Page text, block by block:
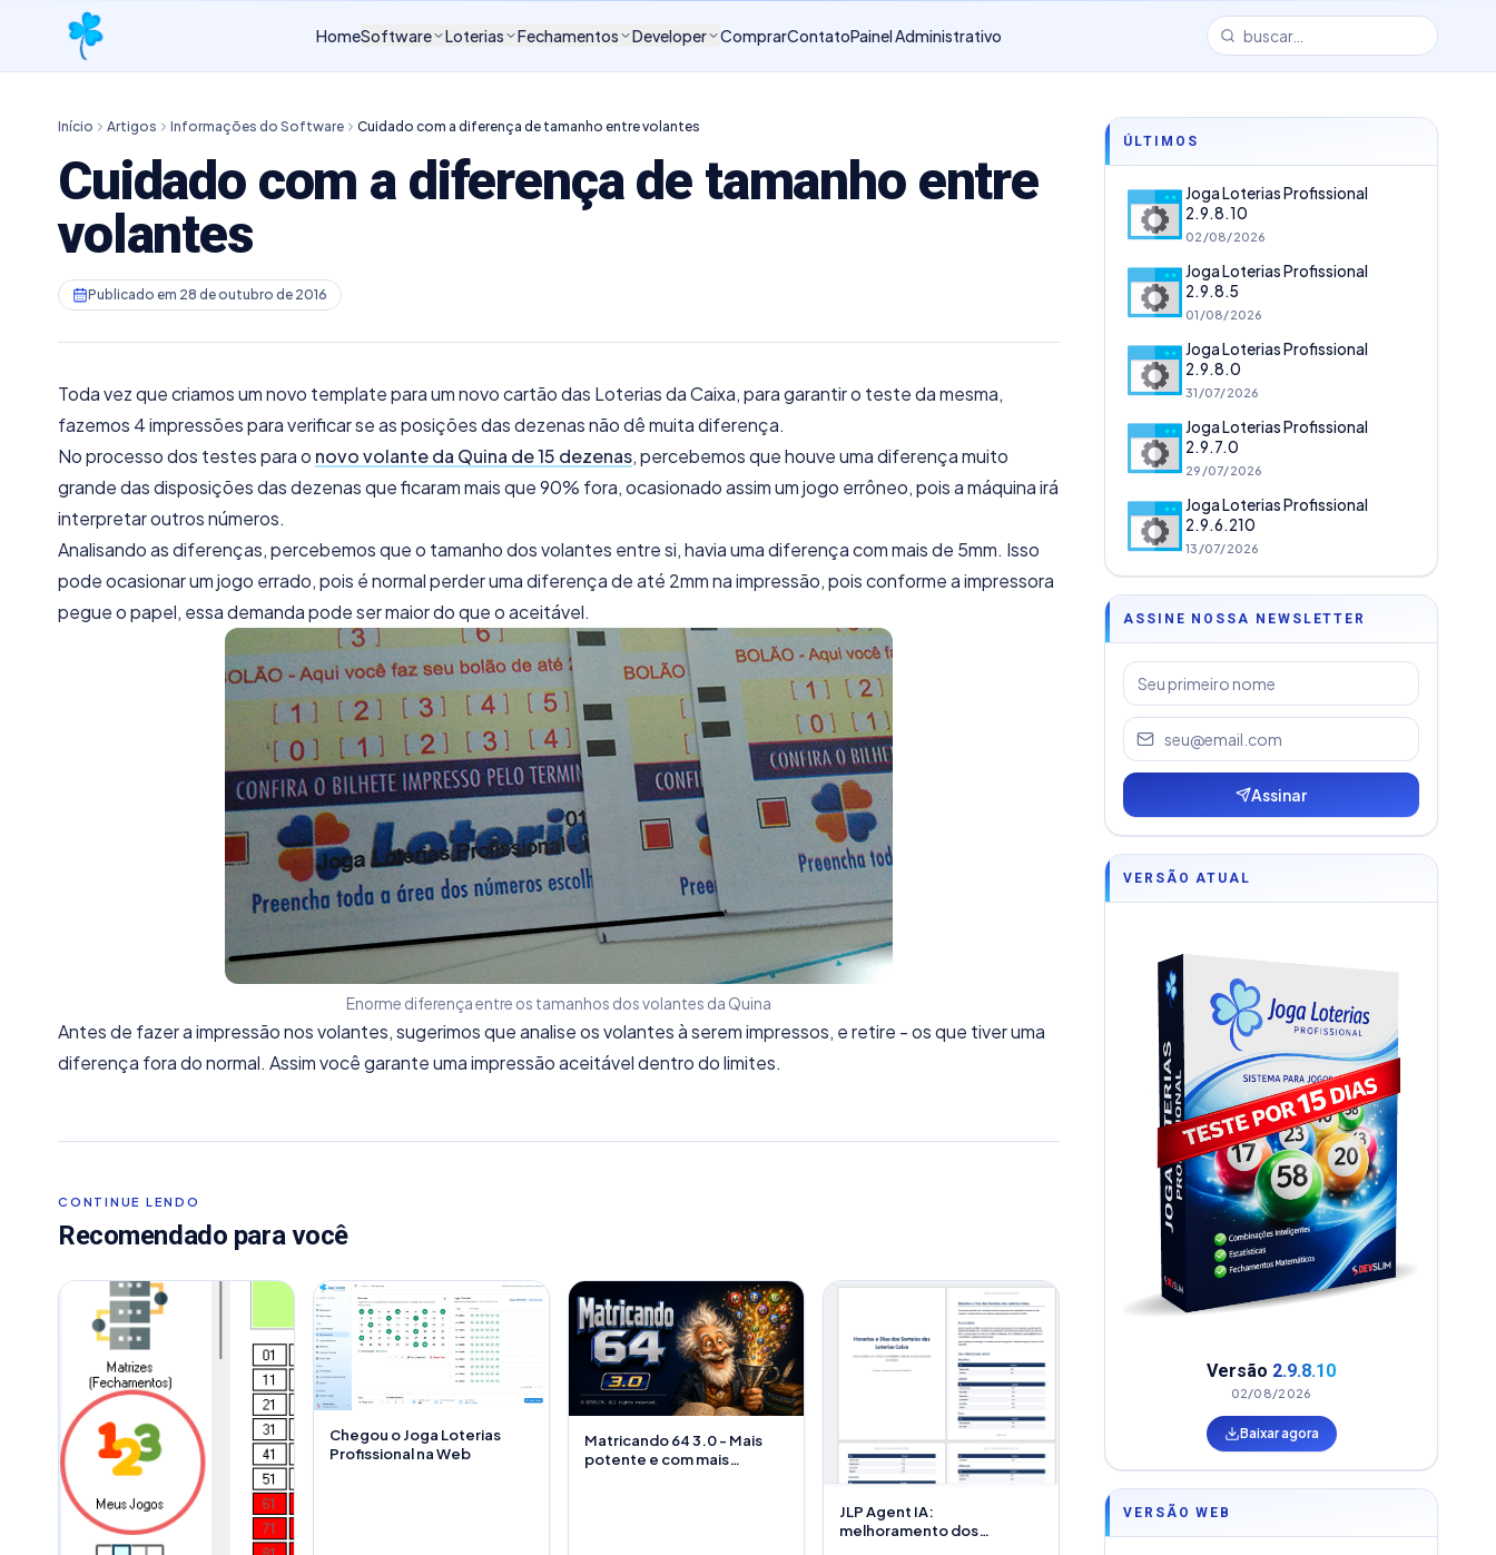
HomeSoftware Loterias Fechamentos Developer ComprarContatoPainel Administrativo
Início Artigos Informações do Software Cuidado com a diferença de tamanho entre volantes
Cuidado com a diferença de tamanho entre
volantes
Publicado em 28 de outubro de 2016
Toda vez que criamos um novo template para um novo cartão das Loterias da Caixa, para garantir o teste da mesma,
fazemos 4 impressões para verificar se as posições das dezenas não dê muita diferença.
No processo dos testes para o novo volante da Quina de 15 dezenas, percebemos que houve uma diferença muito
grande das disposições das dezenas que ficaram mais que 90% fora, ocasionado assim um jogo errôneo, pois a máquina irá
interpretar outros números.
Analisando as diferenças, percebemos que o tamanho dos volantes entre si, havia uma diferença com mais de 5mm. Isso
pode ocasionar um jogo errado, pois é normal perder uma diferença de até 2mm na impressão, pois conforme a impressora
pegue o papel, essa demanda pode ser maior do que o aceitável.
Enorme diferença entre os tamanhos dos volantes da Quina
Antes de fazer a impressão nos volantes, sugerimos que analise os volantes à serem impressos, e retire - os que tiver uma
diferença fora do normal. Assim você garante uma impressão aceitável dentro do limites.
CONTINUE LENDO
Recomendado para você
Chegou o Joga Loterias
Profissional na Web
Matricando 64 3.0 - Mais
potente e com mais
JLP Agent IA:
melhoramento dos
ÚLTIMOS
Joga Loterias Profissional
2.9.8.10
02/08/2026
Joga Loterias Profissional
2.9.8.5
01/08/2026
Joga Loterias Profissional
2.9.8.0
31/07/2026
Joga Loterias Profissional
2.9.7.0
29/07/2026
Joga Loterias Profissional
2.9.6.210
13/07/2026
ASSINE NOSSA NEWSLETTER
Assinar
VERSÃO ATUAL
Versão 2.9.8.10
02/08/2026
Baixar agora
VERSÃO WEB